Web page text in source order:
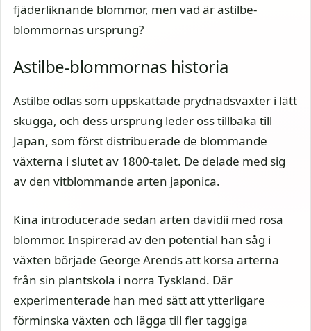
fjäderliknande blommor, men vad är astilbe-
blommornas ursprung?
Astilbe-blommornas historia
Astilbe odlas som uppskattade prydnadsväxter i lätt
skugga, och dess ursprung leder oss tillbaka till
Japan, som först distribuerade de blommande
växterna i slutet av 1800-talet. De delade med sig
av den vitblommande arten japonica.
Kina introducerade sedan arten davidii med rosa
blommor. Inspirerad av den potential han såg i
växten började George Arends att korsa arterna
från sin plantskola i norra Tyskland. Där
experimenterade han med sätt att ytterligare
förminska växten och lägga till fler taggiga